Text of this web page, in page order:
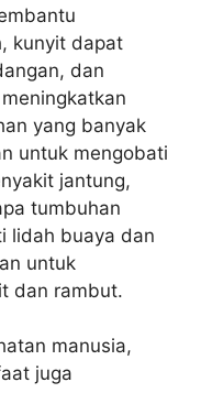
kunyit dapat
dan
yang banyak
untuk mengobati
jantung,
tumbuhan
lidah buaya dan
untuk
dan rambut.
manusia,
juga